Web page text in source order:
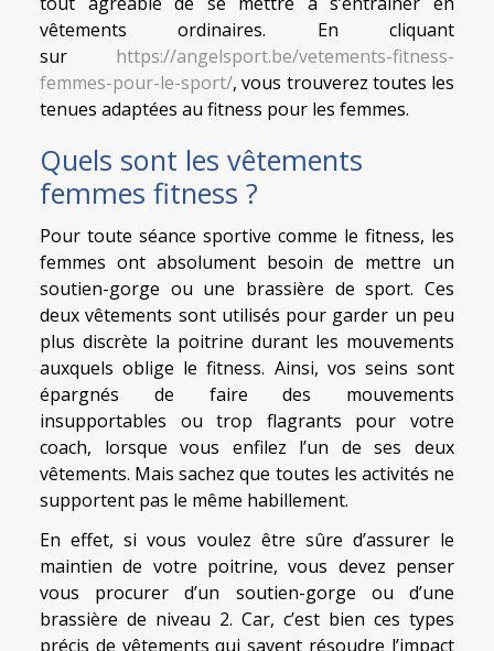
vêtements ordinaires. En cliquant
sur https://angelsport.be/vetements-fitness-
femmes-pour-le-sport/, vous trouverez toutes les
tenues adaptées au fitness pour les femmes.
Quels sont les vêtements
femmes fitness ?
Pour toute séance sportive comme le fitness, les
femmes ont absolument besoin de mettre un
soutien-gorge ou une brassière de sport. Ces
deux vêtements sont utilisés pour garder un peu
plus discrète la poitrine durant les mouvements
auxquels oblige le fitness. Ainsi, vos seins sont
épargnés de faire des mouvements
insupportables ou trop flagrants pour votre
coach, lorsque vous enfilez l’un de ses deux
vêtements. Mais sachez que toutes les activités ne
supportent pas le même habillement.
En effet, si vous voulez être sûre d’assurer le
maintien de votre poitrine, vous devez penser
vous procurer d’un soutien-gorge ou d’une
brassière de niveau 2. Car, c’est bien ces types
précis de vêtements qui savent résoudre l’impact